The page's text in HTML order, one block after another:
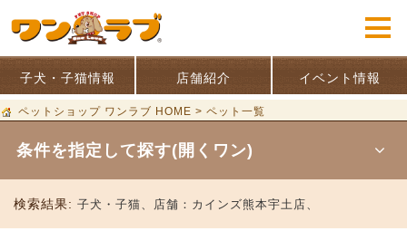
子犬・子猫情報 店舗紹介 イベント情報
ペットショップ ワンラブ HOME > ペット一覧
条件を指定して探す(開くワン)
検索結果: 子犬・子猫、 店舗： カインズ熊本宇土店、